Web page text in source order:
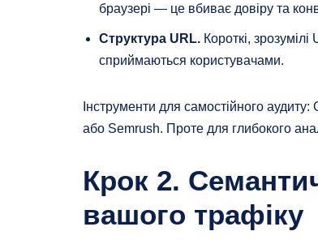
браузері — це вбиває довіру та
Структура URL. Короткі,
сприймаються користувачами.
Інструменти для самостійного
або Semrush. Проте для глибокого
Крок 2.
вашого трафіку